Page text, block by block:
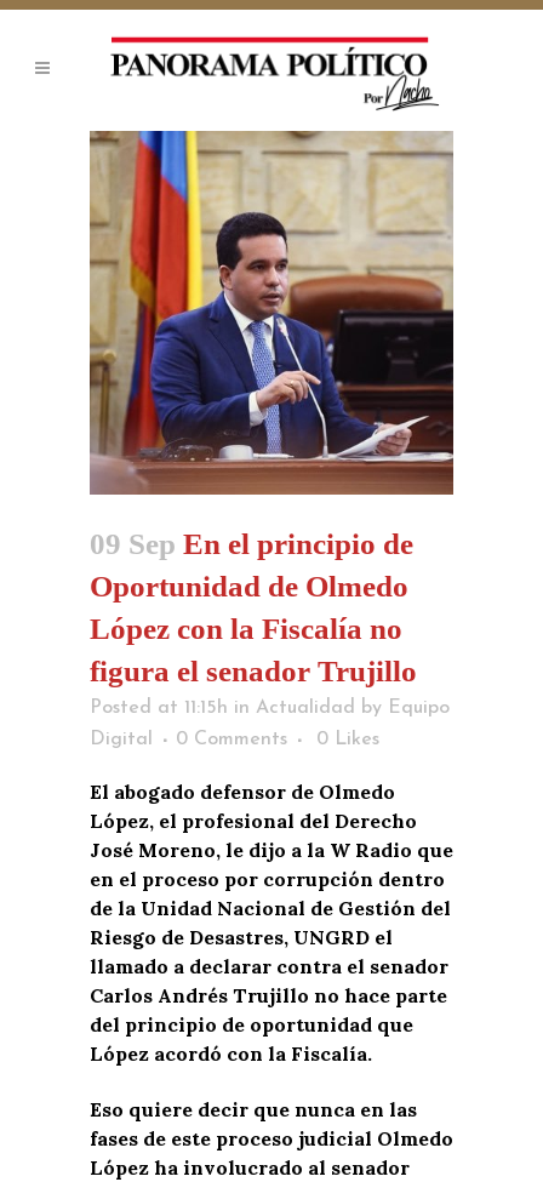
09 Sep En el principio de
Oportunidad de Olmedo
López con la Fiscalía no
figura el senador Trujillo
Posted at 11:15h in Actualidad by Equipo
Digital
0 Comments 0 Likes
El abogado defensor de Olmedo
López, el profesional del Derecho
José Moreno, le dijo a la W Radio que
en el proceso por corrupción dentro
de la Unidad Nacional de Gestión del
Riesgo de Desastres, UNGRD el
llamado a declarar contra el senador
Carlos Andrés Trujillo no hace parte
del principio de oportunidad que
López acordó con la Fiscalía.
Eso quiere decir que nunca en las
fases de este proceso judicial Olmedo
López ha involucrado al senador